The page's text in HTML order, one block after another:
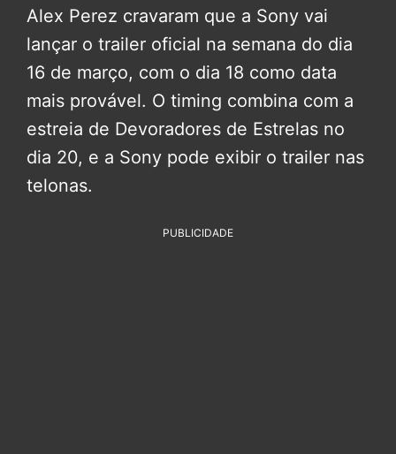
Alex Perez cravaram que a Sony vai
lançar o trailer oficial na semana do dia
16 de março, com o dia 18 como data
mais provável. O timing combina com a
estreia de Devoradores de Estrelas no
dia 20, e a Sony pode exibir o trailer nas
telonas.
PUBLICIDADE